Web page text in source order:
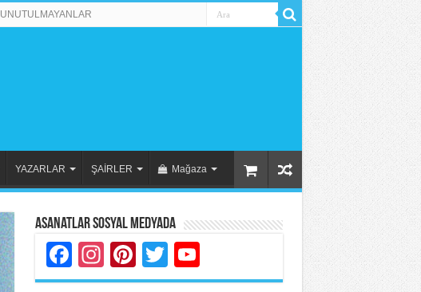
UNUTULMAYANLAR
YAZARLAR ŞAİRLER Mağaza
Asanatlar Sosyal Medyada
Facebook
Instagram
Pinterest
Twitter